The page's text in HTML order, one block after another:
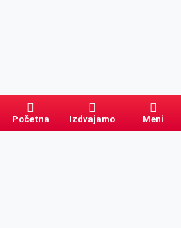
Početna Izdvajamo Meni